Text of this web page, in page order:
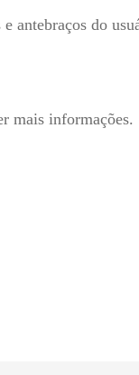
antebraços do
mais informações.